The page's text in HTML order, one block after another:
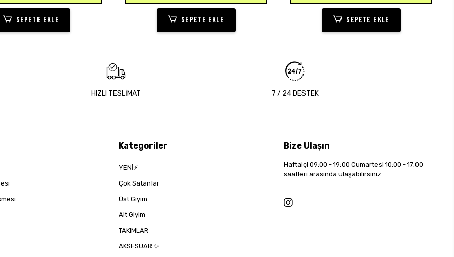
SEPETE EKLE SEPETE EKLE SEPETE EKLE
HIZLI TESLİMAT 7 / 24 DESTEK
Kategoriler
YENİ⚡
Çok Satanlar
Üst Giyim
Alt Giyim
TAKIMLAR
AKSESUAR ✨
Bize Ulaşın
Haftaiçi 09:00 - 19:00 Cumartesi 10:00 - 17:00
saatleri arasında ulaşabilirsiniz.